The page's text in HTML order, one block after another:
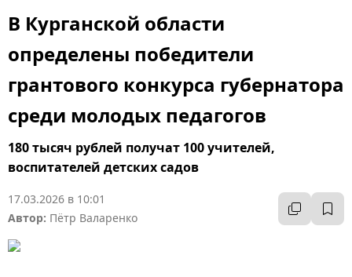
В Курганской области
определены победители
грантового конкурса губернатора
среди молодых педагогов
180 тысяч рублей получат 100 учителей,
воспитателей детских садов
17.03.2026 в 10:01
Автор: Пётр Валаренко